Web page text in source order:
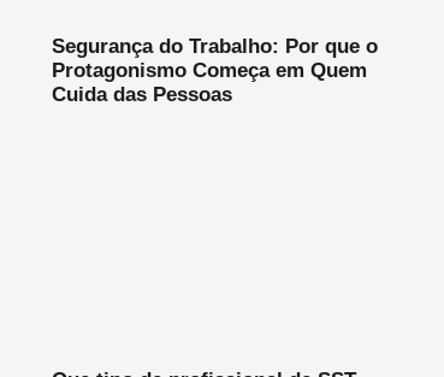
Segurança do Trabalho: Por que o
Protagonismo Começa em Quem
Cuida das Pessoas